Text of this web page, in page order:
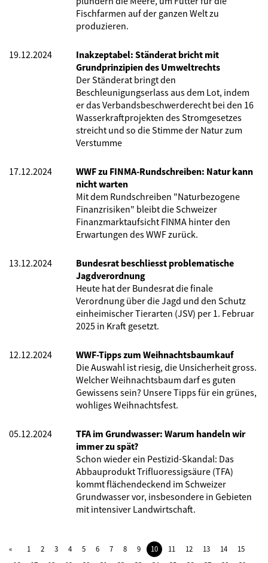
Fischfarmen auf der ganzen Welt zu
produzieren.
19.12.2024
Inakzeptabel: Ständerat bricht mit
Grundprinzipien des Umweltrechts
Der Ständerat bringt den
Beschleunigungserlass aus dem Lot, indem
er das Verbandsbeschwerderecht bei den 16
Wasserkraftprojekten des Stromgesetzes
streicht und so die Stimme der Natur zum
Verstumme
17.12.2024
WWF zu FINMA-Rundschreiben: Natur kann
nicht warten
Mit dem Rundschreiben "Naturbezogene
Finanzrisiken" bleibt die Schweizer
Finanzmarktaufsicht FINMA hinter den
Erwartungen des WWF zurück.
13.12.2024
Bundesrat beschliesst problematische
Jagdverordnung
Heute hat der Bundesrat die finale
Verordnung über die Jagd und den Schutz
einheimischer Tierarten (JSV) per 1. Februar
2025 in Kraft gesetzt.
12.12.2024
WWF-Tipps zum Weihnachtsbaumkauf
Die Auswahl ist riesig, die Unsicherheit gross.
Welcher Weihnachtsbaum darf es guten
Gewissens sein? Unsere Tipps für ein grünes,
wohliges Weihnachtsfest.
05.12.2024
TFA im Grundwasser: Warum handeln wir
immer zu spät?
Schon wieder ein Pestizid-Skandal: Das
Abbauprodukt Trifluoressigsäure (TFA)
kommt flächendeckend im Schweizer
Grundwasser vor, insbesondere in Gebieten
mit intensiver Landwirtschaft.
1 2 3 4 5 6 7 8 9 10 11 12 13 14
15